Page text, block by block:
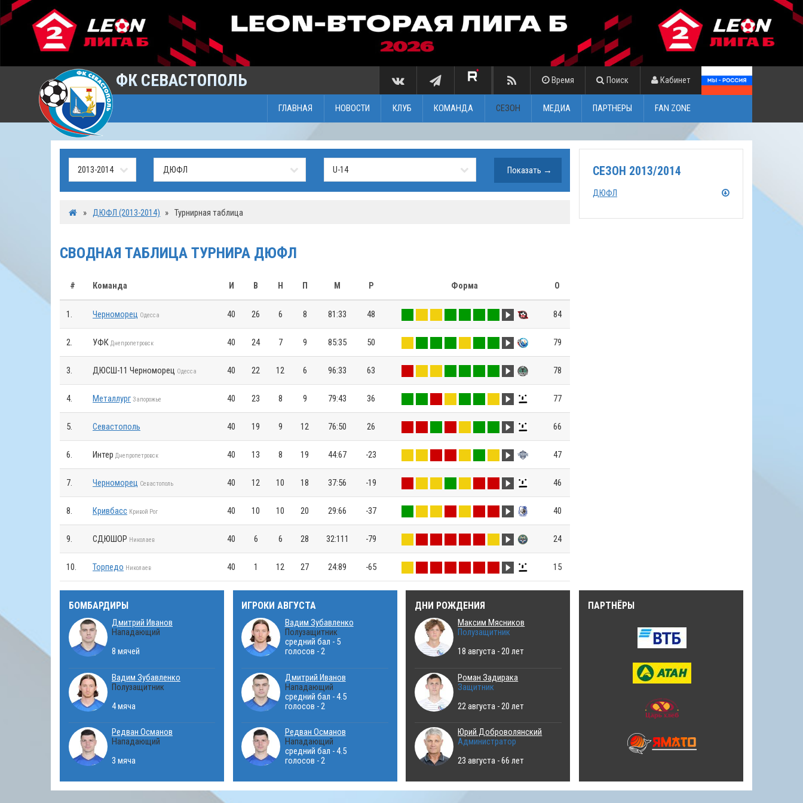
ФК СЕВАСТОПОЛЬ Время Поиск Кабинет
ГЛАВНАЯ НОВОСТИ КЛУБ КОМАНДА СЕЗОН МЕДИА ПАРТНЕРЫ FAN ZONE
» ДЮФЛ (2013-2014) » Турнирная таблица
СВОДНАЯ ТАБЛИЦА ТУРНИРА ДЮФЛ
# Команда И В Н П М Р Форма О
1. Черноморец Одесса 40 26 6 8 81:33 48 84
2. УФК Днепропетровск 40 24 7 9 85:35 50 79
3. ДЮСШ-11 Черноморец Одесса 40 22 12 6 96:33 63 78
4. Металлург Запорожье 40 23 8 9 79:43 36 77
5. Севастополь 40 19 9 12 76:50 26 66
6. Интер Днепропетровск 40 13 8 19 44:67 -23 47
7. Черноморец Севастополь 40 12 10 18 37:56 -19 46
8. Кривбасс Кривой Рог 40 10 10 20 29:66 -37 40
9. СДЮШОР Николаев 40 6 6 28 32:111 -79 24
10. Торпедо Николаев 40 1 12 27 24:89 -65 15
СЕЗОН 2013/2014
ДЮФЛ
БОМБАРДИРЫ
Дмитрий Иванов
Нападающий
8 мячей
Вадим Зубавленко
Полузащитник
4 мяча
Редван Османов
Нападающий
3 мяча
ИГРОКИ АВГУСТА
Вадим Зубавленко
Полузащитник
средний бал - 5
голосов - 2
Дмитрий Иванов
Нападающий
средний бал - 4.5
голосов - 2
Редван Османов
Нападающий
средний бал - 4.5
голосов - 2
ДНИ РОЖДЕНИЯ
Максим Мясников
Полузащитник
18 августа - 20 лет
Роман Задирака
Защитник
22 августа - 20 лет
Юрий Доброволянский
Администратор
23 августа - 66 лет
ПАРТНЁРЫ